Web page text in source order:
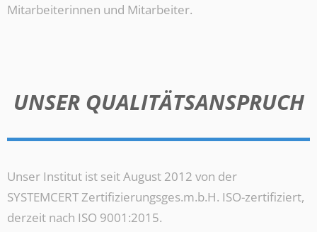
Mitarbeiterinnen und Mitarbeiter.
UNSER QUALITÄTSANSPRUCH
Unser Institut ist seit August 2012 von der
SYSTEMCERT Zertifizierungsges.m.b.H. ISO-zertifiziert,
derzeit nach ISO 9001:2015.